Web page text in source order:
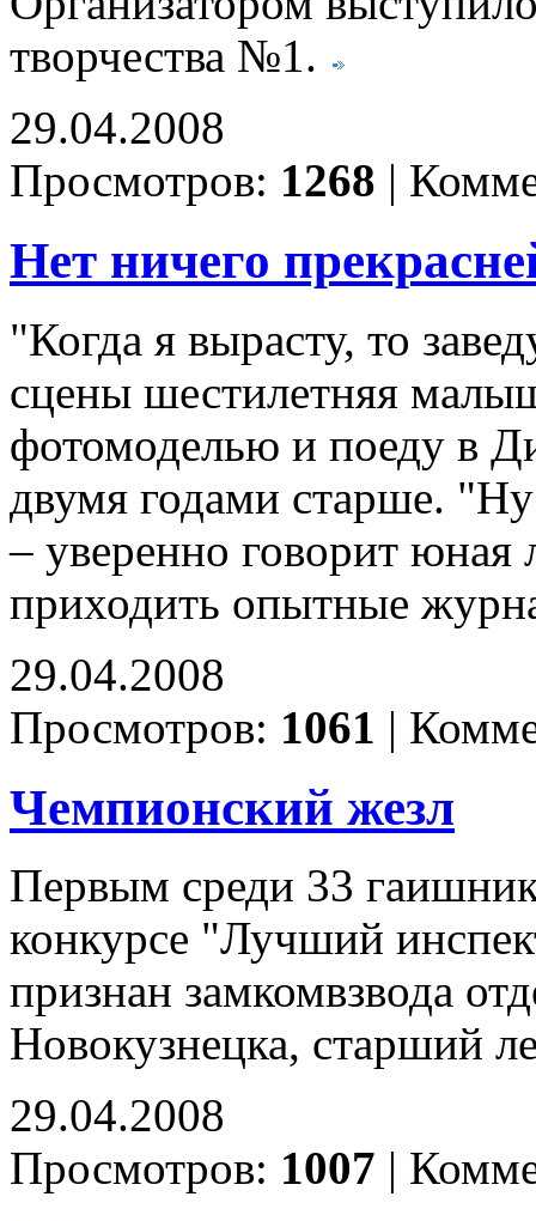
творчества №1.
29.04.2008
Просмотров: 1268 |
Нет ничего
"Когда я вырасту, то
сцены шестилетняя
фотомоделью и поеду в
двумя годами старше. "Ну
– уверенно говорит юная
приходить опытные
29.04.2008
Просмотров: 1061 |
Чемпионский жезл
Первым среди 33
конкурсе "Лучший
признан замкомвзвода
Новокузнецка, старший
29.04.2008
Просмотров: 1007 |